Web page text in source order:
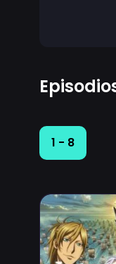
1 - 8
Ver Arslan